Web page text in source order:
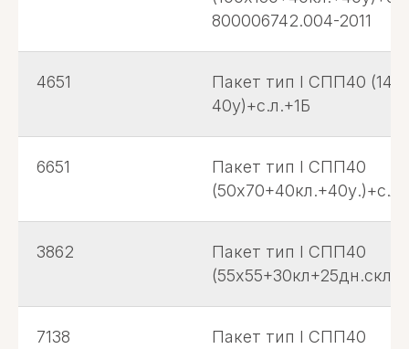
800006742.004-2011
4651
Пакет тип I СПП40
40у)+с.л.+1Б
6651
Пакет тип I СПП40
3862
Пакет тип I СПП40
7138
Пакет тип I СПП40